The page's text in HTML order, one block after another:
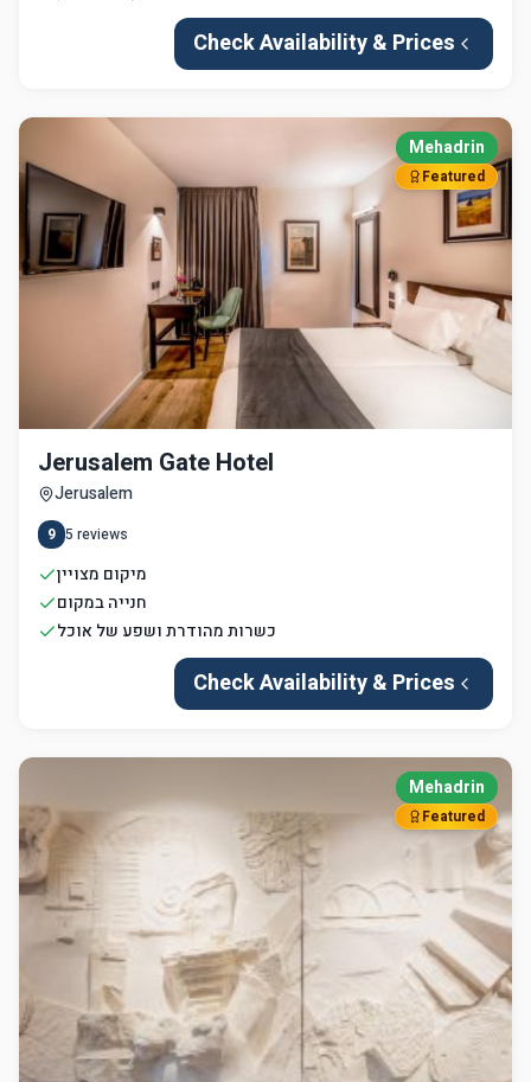
Check Availability & Prices
Mehadrin
Featured
Jerusalem Gate Hotel
Jerusalem
9 5 reviews
מיקום מצויין
חנייה במקום
כשרות מהודרת ושפע של אוכל
Check Availability & Prices
Mehadrin
Featured